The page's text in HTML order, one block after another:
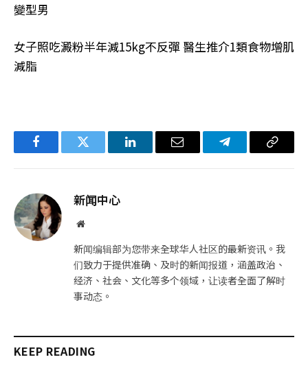
變型男
女子照吃澱粉半年減15kg不反彈 醫生推介1類食物增肌
減脂
FacebookTwitter LinkedIn电
Telegram复
新闻中心
网
新闻编辑部为您带来全球华人社区的最新资讯。我
们致力于提供准确、及时的新闻报道，涵盖政治、
经济、社会、文化等多个领域，让读者全面了解时
事动态。
KEEP READING